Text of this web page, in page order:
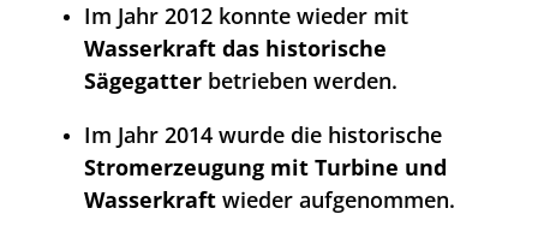
Im Jahr 2012 konnte wieder mit
Wasserkraft das historische
Sägegatter betrieben werden.
Im Jahr 2014 wurde die historische
Stromerzeugung mit Turbine und
Wasserkraftwieder aufgenommen.